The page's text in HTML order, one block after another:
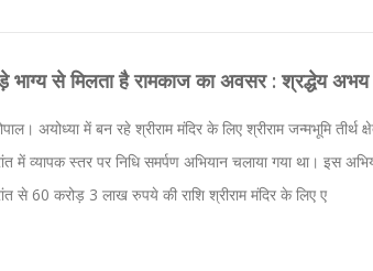
भाग्य से मिलता है रामकाज का अवसर : श्रद्धेय अभय
अयोध्या में बन रहे श्रीराम मंदिर के लिए श्रीराम जन्मभूमि तीर्थ
में व्यापक स्तर पर निधि समर्पण अभियान चलाया गया था। इस
से 60 करोड़ 3 लाख रुपये की राशि श्रीराम मंदिर के लिए ए